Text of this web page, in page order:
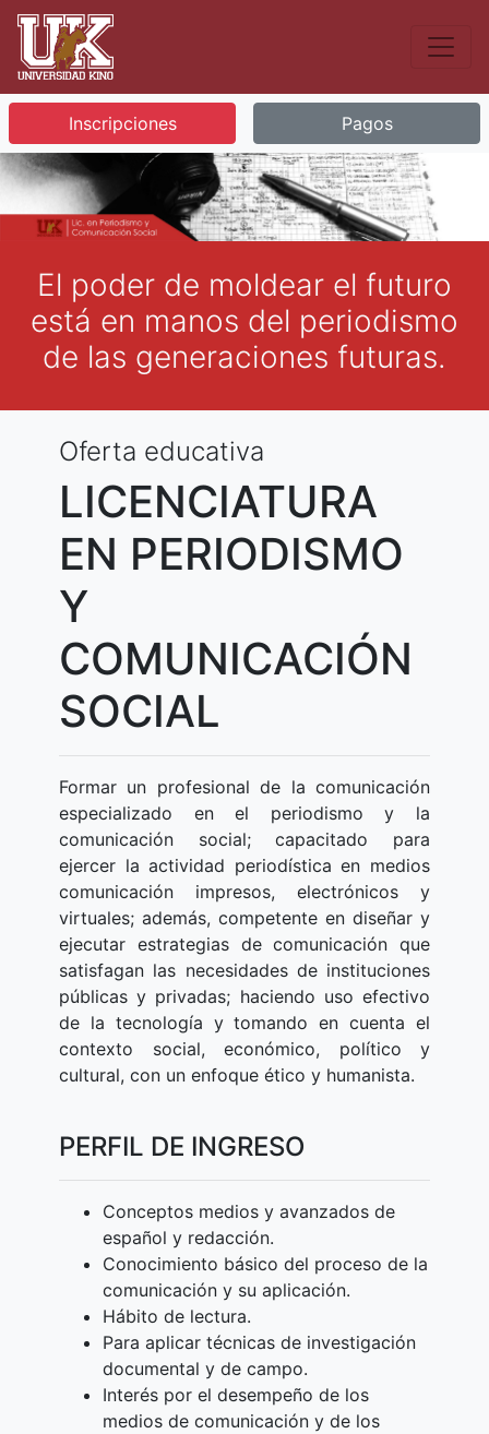
Inscripciones Pagos
El poder de moldear el futuro
está en manos del periodismo
de las generaciones futuras.
Oferta educativa
LICENCIATURA
EN PERIODISMO
Y
COMUNICACIÓN
SOCIAL
Formar un profesional de la comunicación
especializado en el periodismo y la
comunicación social; capacitado para
ejercer la actividad periodística en medios
comunicación impresos, electrónicos y
virtuales; además, competente en diseñar y
ejecutar estrategias de comunicación que
satisfagan las necesidades de instituciones
públicas y privadas; haciendo uso efectivo
de la tecnología y tomando en cuenta el
contexto social, económico, político y
cultural, con un enfoque ético y humanista.
PERFIL DE INGRESO
Conceptos medios y avanzados de
español y redacción.
Conocimiento básico del proceso de la
comunicación y su aplicación.
Hábito de lectura.
Para aplicar técnicas de investigación
documental y de campo.
Interés por el desempeño de los
medios de comunicación y de los